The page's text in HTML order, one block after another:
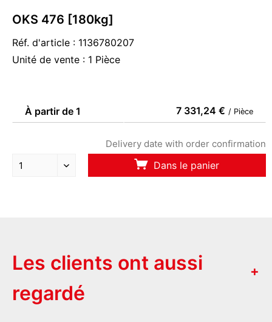
OKS 476 [180kg]
Réf. d'article : 1136780207
Unité de vente : 1 Pièce
À partir de 1 7 331,24 € / Pièce
Delivery date with order confirmation
Dans le panier
Les clients ont aussi
regardé